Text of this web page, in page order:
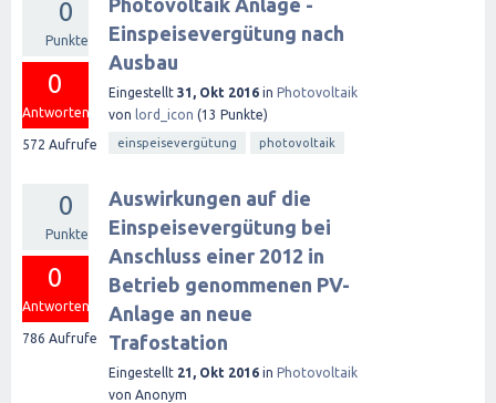
0
Punkte
0
Antworten
572 Aufrufe
Photovoltaik Anlage -
Einspeisevergütung nach
Ausbau
Eingestellt 31, Okt 2016 in Photovoltaik
von lord_icon (13 Punkte)
einspeisevergütung photovoltaik
0
Punkte
0
Antworten
786 Aufrufe
Auswirkungen auf die
Einspeisevergütung bei
Anschluss einer 2012 in
Betrieb genommenen PV-
Anlage an neue
Trafostation
Eingestellt 21, Okt 2016 in Photovoltaik
von Anonym